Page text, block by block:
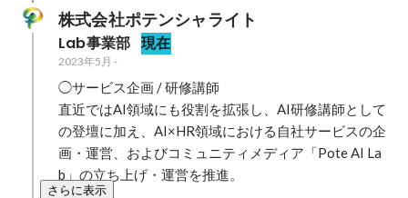
株式会社ポテンシャライト
Lab事業部 現在
2023年5月 -
◯サービス企画 / 研修講師
直近ではAI領域にも役割を拡張し、AI研修講師として
の登壇に加え、AI×HR領域における自社サービスの企
画・運営、およびコミュニティメディア「Pote AI La
b」の立ち上げ・運営を推進。
さらに表示